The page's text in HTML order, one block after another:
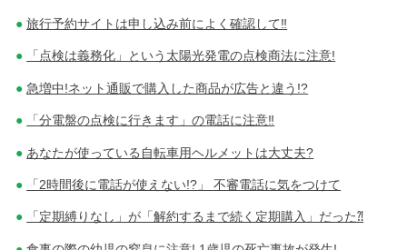
旅行予約サイトは申し込み前によく確認して‼
「点検は義務化」という太陽光発電の点検商法に注意!
急増中!ネット通販で購入した商品が広告と違う!?
「分電盤の点検に行きます」の電話に注意‼
あなたが使っている自転車用ヘルメットは大丈夫?
「2時間後に電話が使えない!?」 不審電話に気をつけて
「定期縛りなし」が「解約するまで続く定期購入」だった⁈